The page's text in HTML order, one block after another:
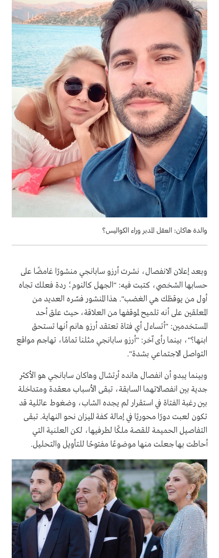
والدة هاكان: العقل المدبر وراء الكواليس؟
وبعد إعلان الانفصال، نشرت أرزو سابانجي منشورًا غامضًا على
حسابها الشخصي، كتبت فيه: "الجهل كالنوم؛ ردة فعلك تجاه
أول من يوقظك هي الغضب". هذا المنشور فسّره العديد من
المعلقين على أنه تلميح لموقفها من العلاقة، حيث علق أحد
المستخدمين: "أتساءل أي فتاة تعتقد أرزو هانم أنها تستحق
ابنها؟"، بينما رأى آخر: "أرزو سابانجي مثلنا تمامًا، تهاجم مواقع
التواصل الاجتماعي بشدة".
وبينما يبدو أن انفصال هانده أرتشال وهاكان سابانجي هو الأكثر
جدية بين انفصالاتهما السابقة، تبقى الأسباب معقدة ومتداخلة
بين رغبة الفتاة في استقرار لم يجده الشاب، وضغوط عائلية قد
تكون لعبت دورًا محوريًا في إمالة كفة الميزان نحو النهاية. تبقى
التفاصيل الحميمة للقصة ملكًا لطرفيها، لكن العلنية التي
أحاطت بها جعلت منها موضوعًا مفتوحًا للتأويل والتحليل.